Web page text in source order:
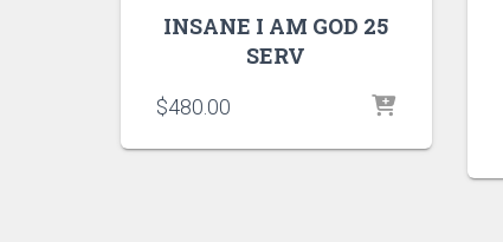
INSANE I AM GOD 25
SERV
$480.00